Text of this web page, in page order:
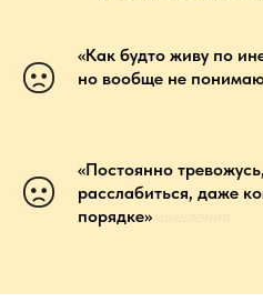
«Как будто живу по
но вообще не
«Постоянно
расслабиться, даже
порядке»